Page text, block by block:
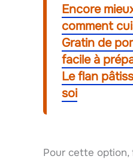
Encore
comment
Gratin de
facile à
Le flan
soi
Pour cette option,